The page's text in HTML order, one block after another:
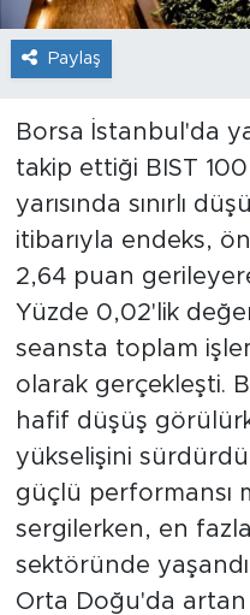
Paylaş
Borsa İstanbul'da
takip ettiği BIST
yarısında sınırlı
itibarıyla endeks,
2,64 puan
Yüzde 0,02'lik değer
seansta toplam
olarak gerçekleşti.
hafif düşüş
yükselişini
güçlü performansı
sergilerken, en
sektöründe
Orta Doğu'da